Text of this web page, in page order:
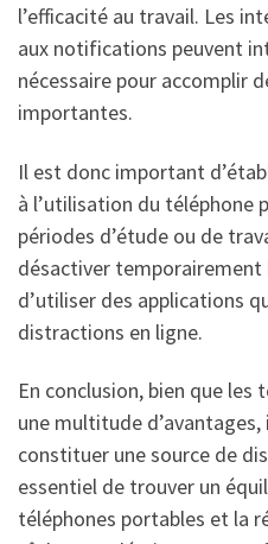
l’efficacité au travail. Les
aux notifications peuvent
nécessaire pour accomplir
importantes.
Il est donc important
à l’utilisation du téléphone
périodes d’étude ou de
désactiver
d’utiliser des applications
distractions en ligne.
En conclusion, bien que
une multitude
constituer une source de
essentiel de trouver un
téléphones portables et la